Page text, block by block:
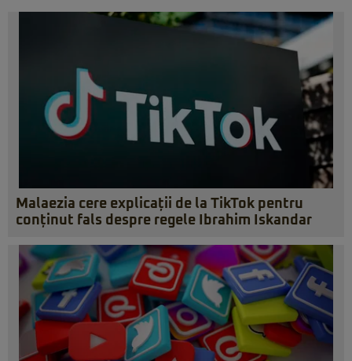
Malaezia cere explicații de la TikTok pentru
conținut fals despre regele Ibrahim Iskandar